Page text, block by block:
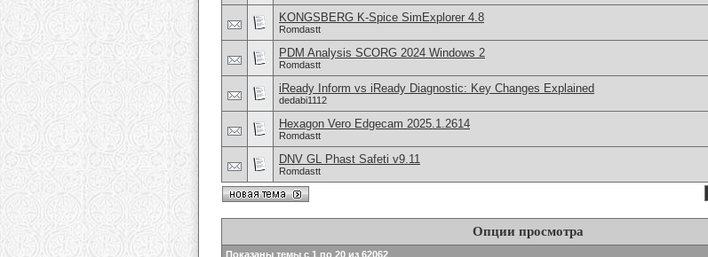
KONGSBERG K-Spice SimExplorer 4.8
Romdastt
PDM Analysis SCORG 2024 Windows 2
Romdastt
iReady Inform vs iReady Diagnostic: Key Changes Explained
dedabi1112
Hexagon Vero Edgecam 2025.1.2614
Romdastt
DNV GL Phast Safeti v9.11
Romdastt
Опции просмотра
Показаны темы с 1 по 20 из 62062